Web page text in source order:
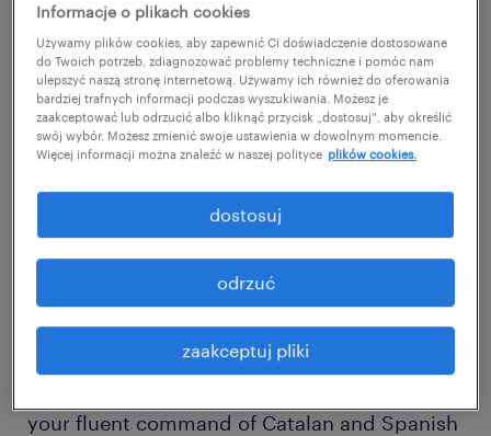
szczegóły oferty
Join Our Team as a Customer Care Advisor
with Catalan and Spanish! 🌍
Join the team as a Customer Care Advisor
and support one of the leaders in the global
service industry!
Is your passion for exceptional service as
strong as your language skills? If you dream
your fluent command of Catalan and Spanish
Informacje o plikach cookies
Używamy plików cookies, aby zapewnić Ci doświadczenie dostosowane
do Twoich potrzeb, zdiagnozować problemy techniczne i pomóc nam
ulepszyć naszą stronę internetową. Używamy ich również do oferowania
bardziej trafnych informacji podczas wyszukiwania. Możesz je
zaakceptować lub odrzucić albo kliknąć przycisk „dostosuj”, aby określić
swój wybór. Możesz zmienić swoje ustawienia w dowolnym momencie.
Więcej informacji można znaleźć w naszej polityce plików cookies.
zaakceptuj pliki
odrzuć
dostosuj